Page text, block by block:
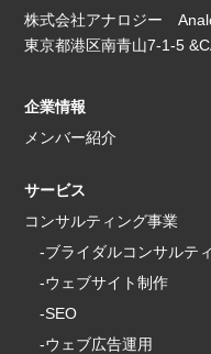
株式会社アナロジー
東京都港区南青山7-1-5
企業情報
メンバー紹介
サービス
コンサルティング事業
-ブライダルコンサルテ
-ウェブサイト制作
-SEO
-ウェブ広告運用